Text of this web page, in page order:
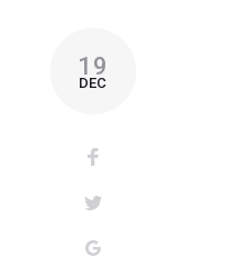
19
DEC